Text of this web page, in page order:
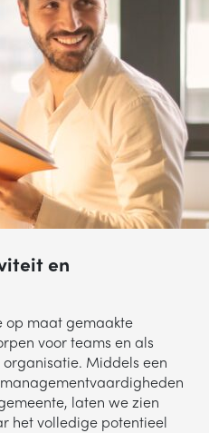
en
op maat gemaakte
voor teams en als
Middels een
laten we zien
het volledige potentieel
derden. Hoe wij omgaan met je
in ons
privacystatement.